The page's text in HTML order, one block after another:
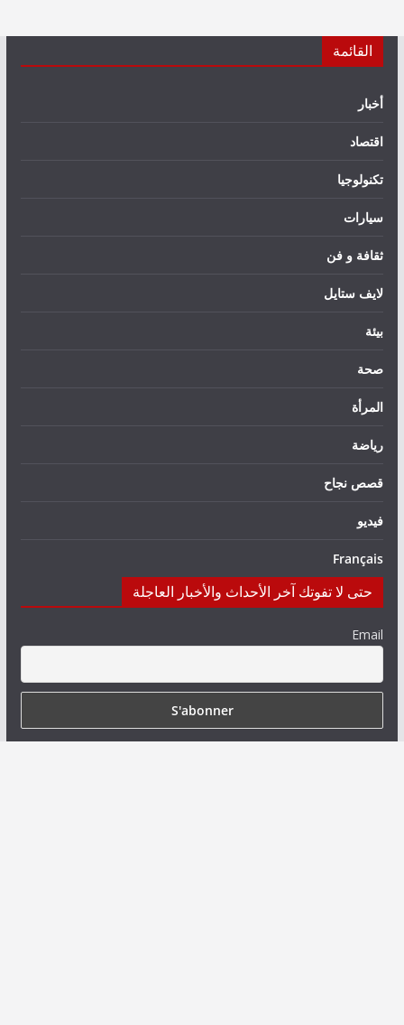
القائمة
أخبار
اقتصاد
تكنولوجيا
سيارات
ثقافة و فن
لايف ستايل
بيئة
صحة
المرأة
رياضة
قصص نجاح
فيديو
Français
حتى لا تفوتك آخر الأحداث والأخبار العاجلة
Email